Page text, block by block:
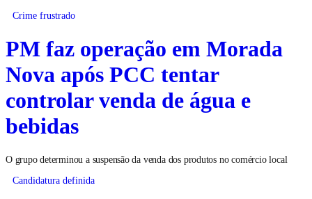
Crime frustrado
PM faz operação em Morada
Nova após PCC tentar
controlar venda de água e
bebidas
O grupo determinou a suspensão da venda dos produtos no comércio local
Candidatura definida